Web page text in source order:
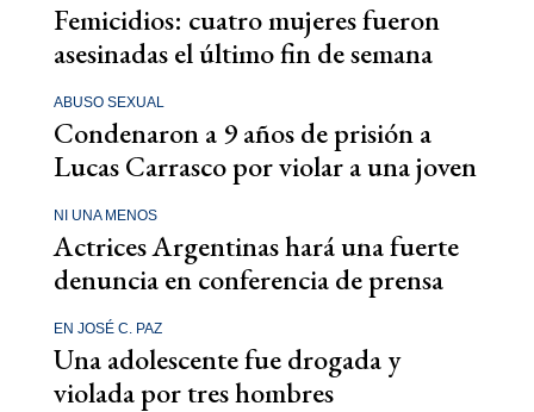
Femicidios: cuatro mujeres fueron
asesinadas el último fin de semana
ABUSO SEXUAL
Condenaron a 9 años de prisión a
Lucas Carrasco por violar a una joven
NI UNA MENOS
Actrices Argentinas hará una fuerte
denuncia en conferencia de prensa
EN JOSÉ C. PAZ
Una adolescente fue drogada y
violada por tres hombres